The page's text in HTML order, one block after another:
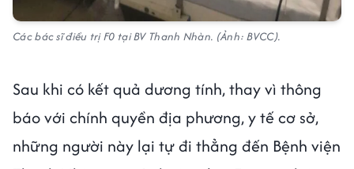
Các bác sĩ điều trị F0 tại BV Thanh Nhàn. (Ảnh: BVCC).
Sau khi có kết quả dương tính, thay vì thông
báo với chính quyền địa phương, y tế cơ sở,
những người này lại tự đi thẳng đến Bệnh viện